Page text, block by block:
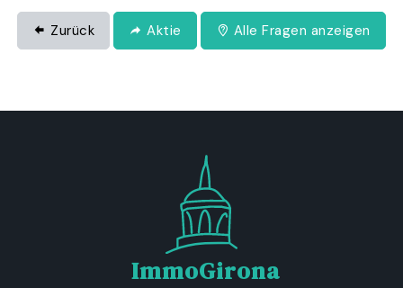
Zurück Aktie Alle Fragen anzeigen
ImmoGirona